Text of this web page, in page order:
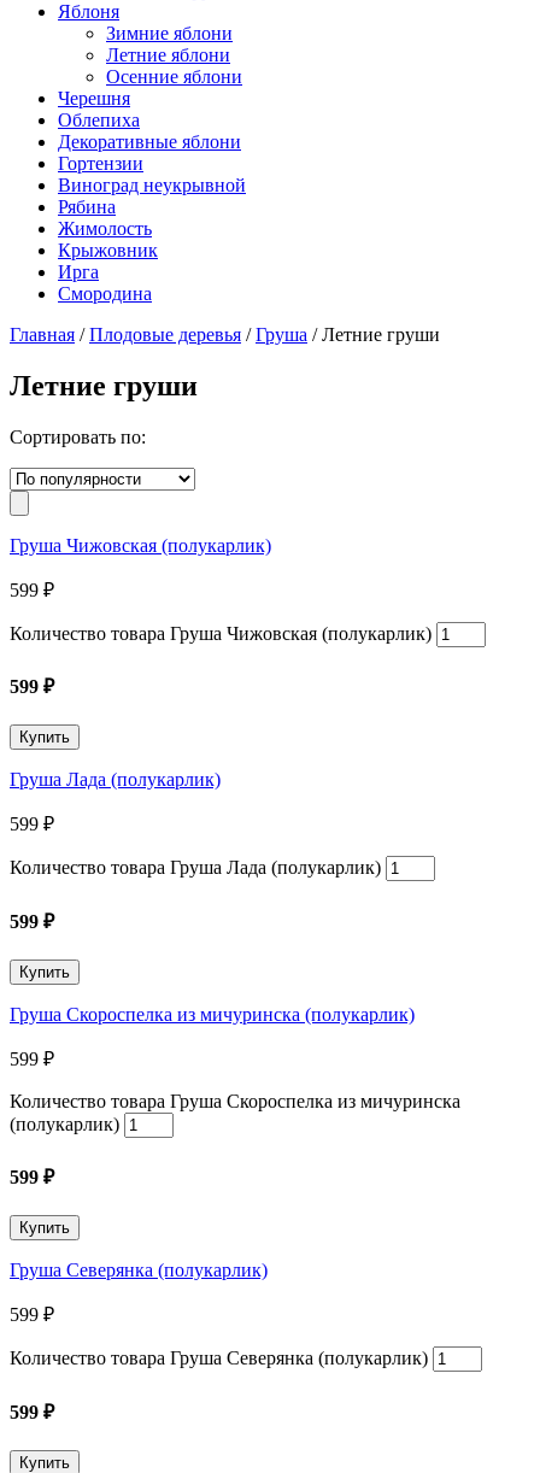
Яблоня
Зимние яблони
Летние яблони
Осенние яблони
Черешня
Облепиха
Декоративные яблони
Гортензии
Виноград неукрывной
Рябина
Жимолость
Крыжовник
Ирга
Смородина
Главная /Плодовые деревья /Груша / Летние груши
Летние груши
Сортировать по:
Груша Чижовская (полукарлик)
599 ₽
Количество товара Груша Чижовская (полукарлик)
599 ₽
Купить
Груша Лада (полукарлик)
599 ₽
Количество товара Груша Лада (полукарлик)
599 ₽
Купить
Груша Скороспелка из мичуринска (полукарлик)
599 ₽
Количество товара Груша Скороспелка из мичуринска
(полукарлик)
599 ₽
Купить
Груша Северянка (полукарлик)
599 ₽
Количество товара Груша Северянка (полукарлик)
599 ₽
Купить